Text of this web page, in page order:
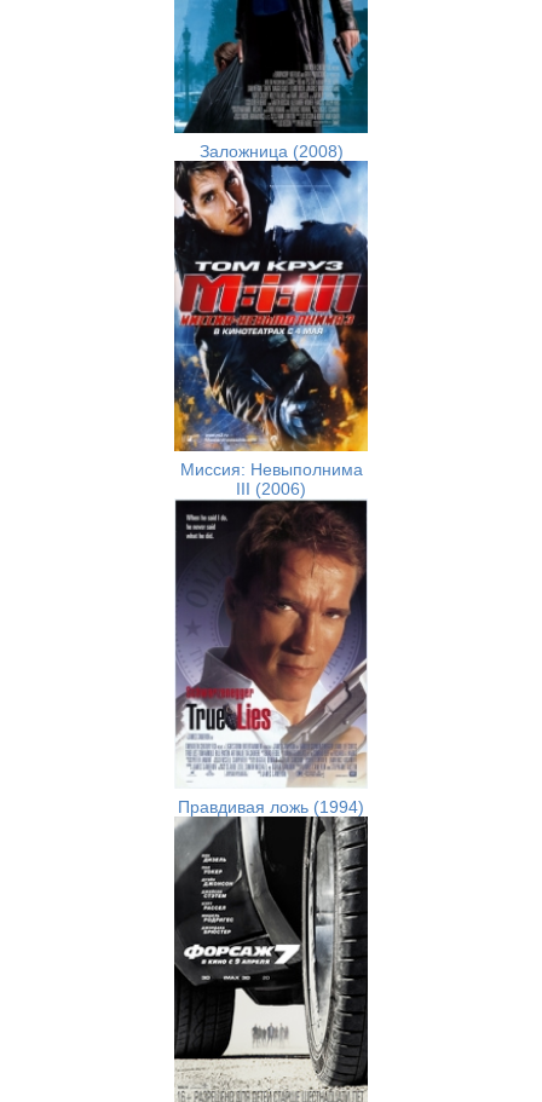
Заложница (2008)
Миссия: Невыполнима
III (2006)
Правдивая ложь (1994)